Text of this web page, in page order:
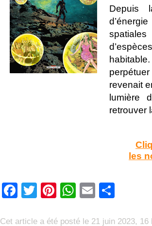
Depuis
revenait
lumière
retrouver
les
Facebook
TwitterPinterest
WhatsApp
Email
Cet article a été posté le 21 juin 2023,